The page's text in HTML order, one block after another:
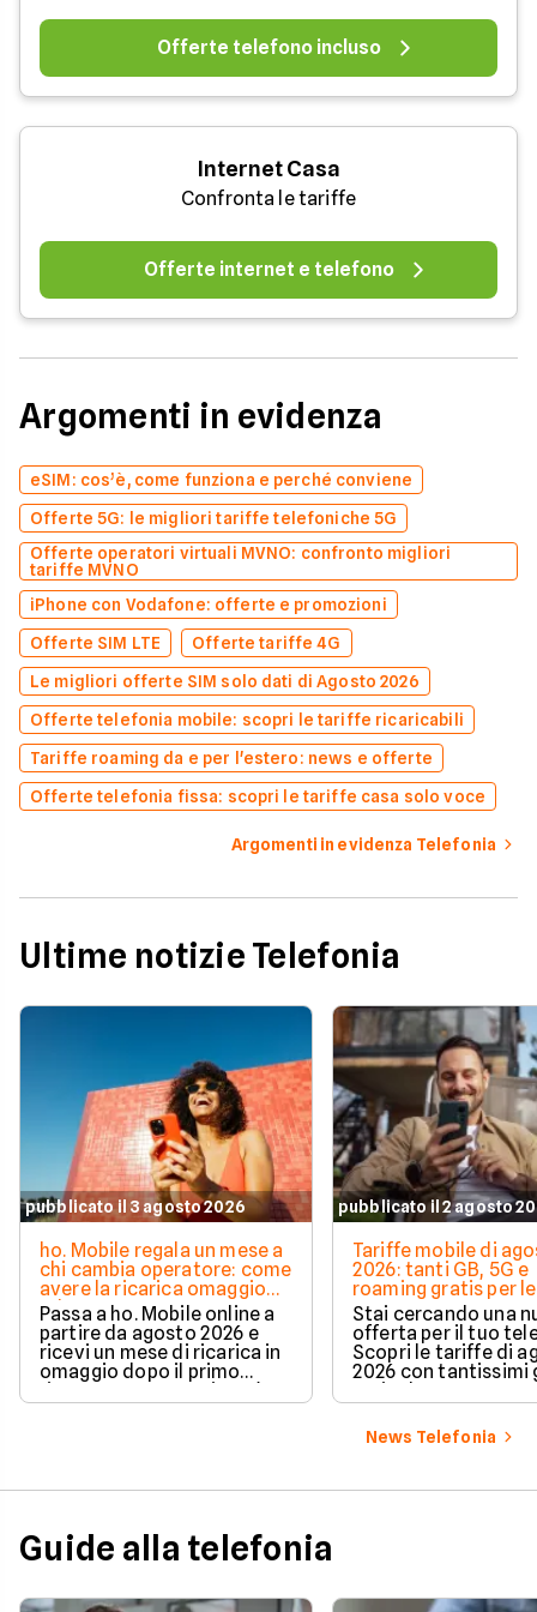
Offerte telefono incluso
Internet Casa
Confronta le tariffe
Offerte internet e telefono
Argomenti in evidenza
eSIM: cos’è, come funziona e perché conviene
Offerte 5G: le migliori tariffe telefoniche 5G
Offerte operatori virtuali MVNO: confronto migliori
tariffe MVNO
iPhone con Vodafone: offerte e promozioni
Offerte SIM LTE
Offerte tariffe 4G
Le migliori offerte SIM solo dati di Agosto 2026
Offerte telefonia mobile: scopri le tariffe ricaricabili
Tariffe roaming da e per l'estero: news e offerte
Offerte telefonia fissa: scopri le tariffe casa solo voce
Argomenti in evidenza Telefonia
Ultime notizie Telefonia
pubblicato il 3 agosto 2026
ho. Mobile regala un mese a
chi cambia operatore: come
avere la ricarica omaggio
ad agosto 2026
Passa a ho. Mobile online a
partire da agosto 2026 e
ricevi un mese di ricarica in
omaggio dopo il primo
valida per chi richiede la
modo automatico.
pubblicato il 2 agosto
Tariffe mobile di
2026: tanti GB, 5G e
roaming gratis per le
vacanze
Stai cercando una
offerta per il tuo
Scopri le tariffe di
2026 con tantissimi
News Telefonia
Guide alla telefonia